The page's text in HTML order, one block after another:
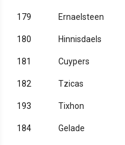
179 Ernaelsteen
180 Hinnisdaels
181 Cuypers
182 Tzicas
193 Tixhon
184 Gelade